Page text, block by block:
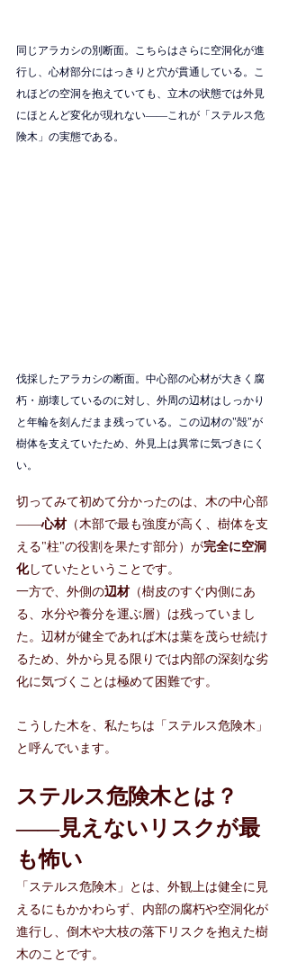
同じアラカシの別断面。こちらはさらに空洞化が進
行し、心材部分にはっきりと穴が貫通している。こ
れほどの空洞を抱えていても、立木の状態では外見
にほとんど変化が現れない——これが「ステルス危
険木」の実態である。
伐採したアラカシの断面。中心部の心材が大きく腐
朽・崩壊しているのに対し、外周の辺材はしっかり
と年輪を刻んだまま残っている。この辺材の"殻"が
樹体を支えていたため、外見上は異常に気づきにく
い。
切ってみて初めて分かったのは、木の中心部
——心材（木部で最も強度が高く、樹体を支
える"柱"の役割を果たす部分）が完全に空洞
化していたということです。
一方で、外側の辺材（樹皮のすぐ内側にあ
る、水分や養分を運ぶ層）は残っていまし
た。辺材が健全であれば木は葉を茂らせ続け
るため、外から見る限りでは内部の深刻な劣
化に気づくことは極めて困難です。
こうした木を、私たちは「ステルス危険木」
と呼んでいます。
ステルス危険木とは？
——見えないリスクが最
も怖い
「ステルス危険木」とは、外観上は健全に見
えるにもかかわらず、内部の腐朽や空洞化が
進行し、倒木や大枝の落下リスクを抱えた樹
木のことです。